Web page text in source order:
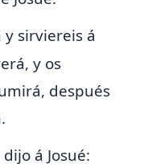
y sirviereis á
y os
después
á Josué: